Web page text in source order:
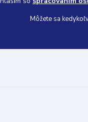
Môžete sa